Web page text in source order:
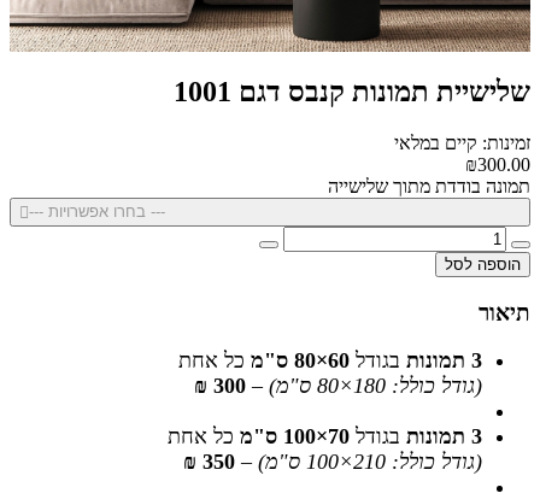
שלישיית תמונות קנבס דגם 1001
זמינות: קיים במלאי
₪300.00
תמונה בודדת מתוך שלישייה
--- בחרו אפשרויות ---
הוספה לסל
תיאור
3 תמונות בגודל 60×80 ס"מ
כל אחת
(גודל כולל: 180×80 ס"מ)
–
300 ₪
3 תמונות בגודל 70×100 ס"מ
כל אחת
(גודל כולל: 210×100 ס"מ)
–
350 ₪